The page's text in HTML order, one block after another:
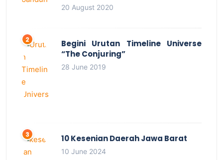
20 August 2020
Begini Urutan Timeline Universe
“The Conjuring”
28 June 2019
10 Kesenian Daerah Jawa Barat
10 June 2024